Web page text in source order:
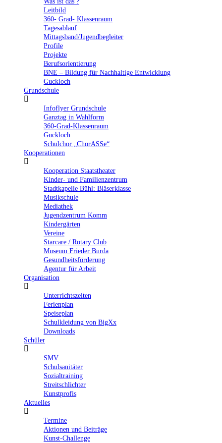
Leitbild
360- Grad- Klassenraum
Tagesablauf
Mittagsband/Jugendbegleiter
Profile
Projekte
Berufsorientierung
BNE – Bildung für Nachhaltige Entwicklung
Guckloch
Grundschule
Infoflyer Grundschule
Ganztag in Wahlform
360-Grad-Klassenraum
Guckloch
Schulchor „ChorASSe“
Kooperationen
Kooperation Staatstheater
Kinder- und Familienzentrum
Stadtkapelle Bühl: Bläserklasse
Musikschule
Mediathek
Jugendzentrum Komm
Kindergärten
Vereine
Starcare / Rotary Club
Museum Frieder Burda
Gesundheitsförderung
Agentur für Arbeit
Organisation
Unterrichtszeiten
Ferienplan
Speiseplan
Schulkleidung von BigXx
Downloads
Schüler
SMV
Schulsanitäter
Sozialtraining
Streitschlichter
Kunstprofis
Aktuelles
Termine
Aktionen und Beiträge
Kunst-Challenge